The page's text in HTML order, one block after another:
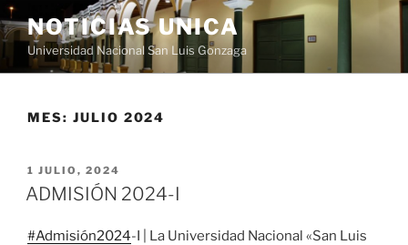
Saltar
al
contenido
NOTICIAS UNICA
Universidad Nacional San Luis Gonzaga
MES: JULIO 2024
PUBLICADO
EL
1 JULIO, 2024
ADMISIÓN 2024-I
#Admisión2024-I | La Universidad Nacional «San Luis